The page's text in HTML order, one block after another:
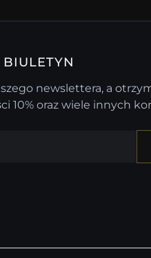
BIULETYN
newslettera, a
10% oraz wiele innych